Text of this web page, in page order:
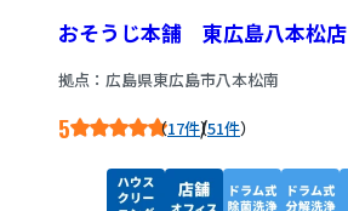
おそうじ本舗 東広島八本松店
拠点：広島県東広島市八本松南
5 17件/51件